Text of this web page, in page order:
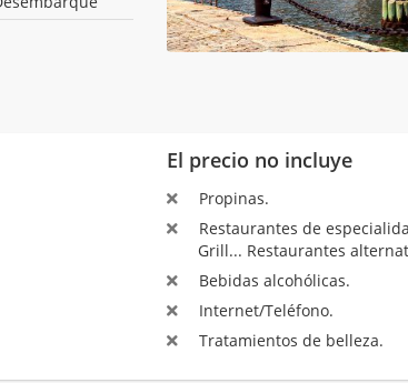
El precio no incluye
Propinas.
Restaurantes de
Grill... Restaurantes
Bebidas alcohólicas.
Internet/Teléfono.
Tratamientos de belleza.